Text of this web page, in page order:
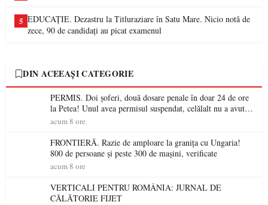
5 EDUCAȚIE. Dezastru la Titluraziare în Satu Mare. Nicio notă de
zece, 90 de candidați au picat examenul
DIN ACEEAȘI CATEGORIE
PERMIS. Doi șoferi, două dosare penale în doar 24 de ore
la Petea! Unul avea permisul suspendat, celălalt nu a avut
niciodată permis
acum 8 ore
FRONTIERĂ. Razie de amploare la granița cu Ungaria!
800 de persoane și peste 300 de mașini, verificate
acum 8 ore
VERTICALI PENTRU ROMÂNIA: JURNAL DE
CĂLĂTORIE FIJET